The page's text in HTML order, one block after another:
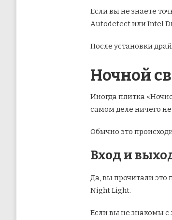
Если вы не знаете
Autodetect или Intel
После установки
Ночной
Иногда плитка
самом деле ничего
Обычно это
Вход и
Да, вы прочитали это
Night Light.
Если вы не знакомы с